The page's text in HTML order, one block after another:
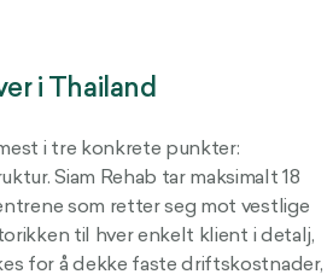
i Thailand
i tre konkrete punkter:
Siam Rehab tar maksimalt 18
som retter seg mot vestlige
til hver enkelt klient i detalj,
for å dekke faste driftskostnader,